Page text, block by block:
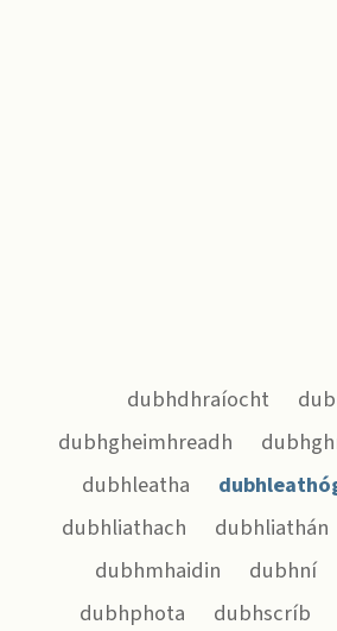
dubhdhraíocht
dubhgheimhreadh
dubhleatha
dubhliathach
dubhliathán
dubhmhaidin
dubhní
dubhphota
dubhscríb